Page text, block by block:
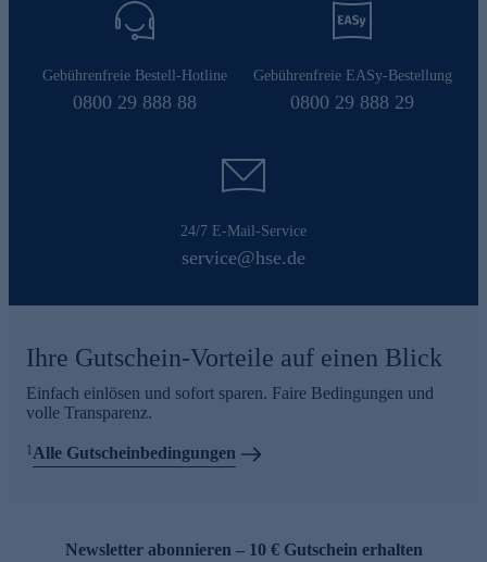
Gebührenfreie Bestell-Hotline
0800 29 888 88
Gebührenfreie EASy-Bestellung
0800 29 888 29
24/7 E-Mail-Service
service@hse.de
Ihre Gutschein-Vorteile auf einen Blick
Einfach einlösen und sofort sparen. Faire Bedingungen und
volle Transparenz.
1 Alle Gutscheinbedingungen
Newsletter abonnieren – 10 € Gutschein erhalten